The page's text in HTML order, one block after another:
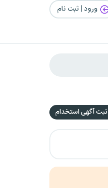
ورود | ثبت‌ نام
ثبت آگهی استخدام